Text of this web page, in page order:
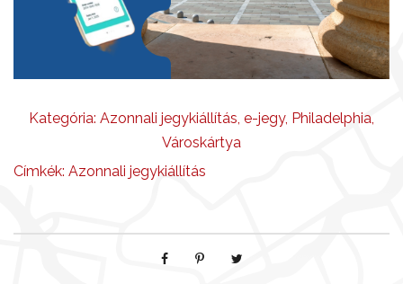
Kategória: Azonnali jegykiállítás, e-jegy, Philadelphia,
Városkártya
Címkék: Azonnali jegykiállítás